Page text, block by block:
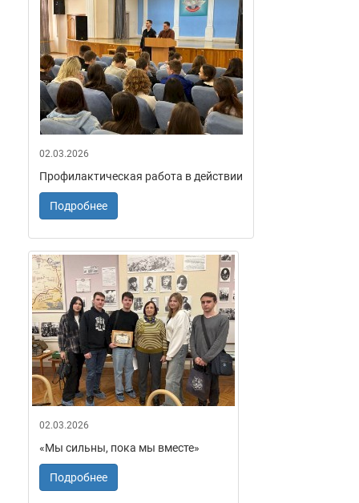
02.03.2026
Профилактическая работа в действии
Подробнее
02.03.2026
«Мы сильны, пока мы вместе»
Подробнее